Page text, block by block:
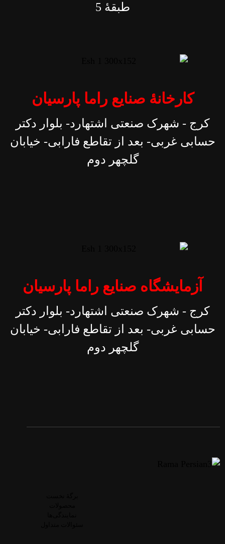
طبقۀ 5
کارخانۀ صنایع راما پارسیان
کرج - شهرک صنعتی اشتهارد- بلوار دکتر
حسابی غربی- بعد از تقاطع فارابی- خیابان
گلچهر دوم
آزمایشگاه صنایع راما پارسیان
کرج - شهرک صنعتی اشتهارد- بلوار دکتر
حسابی غربی- بعد از تقاطع فارابی- خیابان
گلچهر دوم